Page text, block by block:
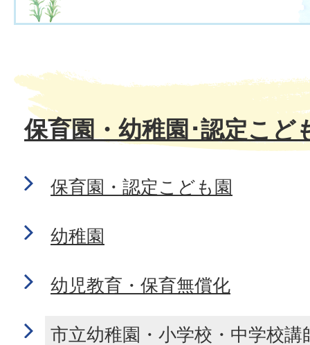
保育園・幼稚園･認定こど
保育園・認定こども園
幼稚園
幼児教育・保育無償化
市立幼稚園・小学校・中学校